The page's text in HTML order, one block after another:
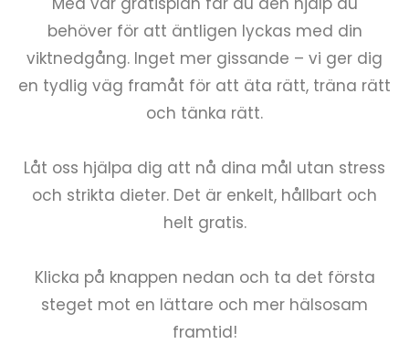
behöver för att äntligen lyckas med din
viktnedgång. Inget mer gissande – vi ger dig
en tydlig väg framåt för att äta rätt, träna rätt
och tänka rätt.
Låt oss hjälpa dig att nå dina mål utan stress
och strikta dieter. Det är enkelt, hållbart och
helt gratis.
Klicka på knappen nedan och ta det första
steget mot en lättare och mer hälsosam
framtid!